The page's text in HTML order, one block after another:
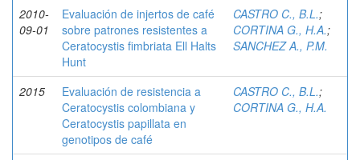
2010-
09-01
Evaluación de injertos de café
sobre patrones resistentes a
Ceratocystis fimbriata Ell Halts
Hunt
CASTRO C., B.L.;
CORTINA G., H.A.;
SANCHEZ A., P.M.
2015
Evaluación de resistencia a
Ceratocystis colombiana y
Ceratocystis papillata en
genotipos de café
CASTRO C., B.L.;
CORTINA G., H.A.